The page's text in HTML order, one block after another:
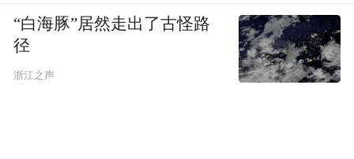
“白海豚”居然走出了古怪路
径
浙江之声